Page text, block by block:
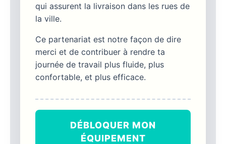
qui assurent la livraison dans les rues de
la ville.
Ce partenariat est notre façon de dire
merci et de contribuer à rendre ta
journée de travail plus fluide, plus
confortable, et plus efficace.
DÉBLOQUER MON
ÉQUIPEMENT